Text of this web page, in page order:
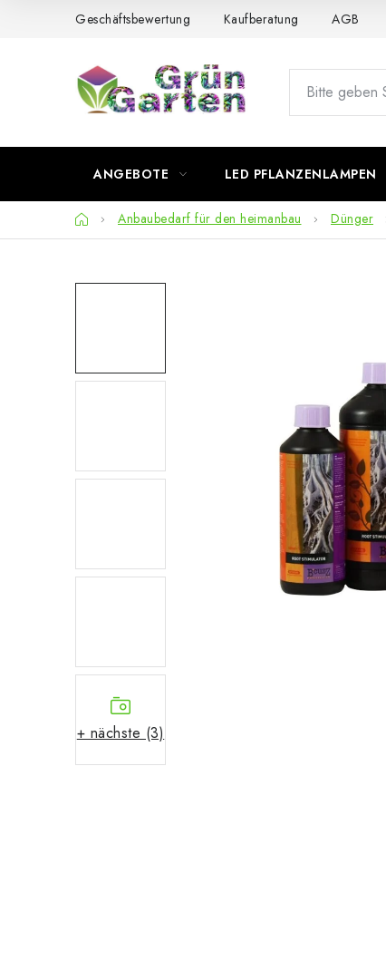
Geschäftsbewertung Kaufberatung AGB
ANGEBOTE LED PFLANZENLAMPEN
StartseiteAnbaubedarf für den heimanbau Dünger
+ nächste (3)